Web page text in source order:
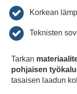
Korkean
Teknisten
Tarkan
pohjaisen
tasaisen laadun